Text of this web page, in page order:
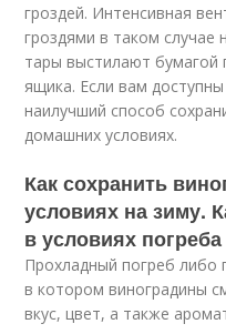
гроздей. Интенсивная
гроздями в таком случае
тары выстилают бумагой
ящика. Если вам
наилучший способ
домашних условиях.
Как сохранить
условиях на зиму.
в условиях
Прохладный погреб
в котором виноградины
вкус, цвет, а также